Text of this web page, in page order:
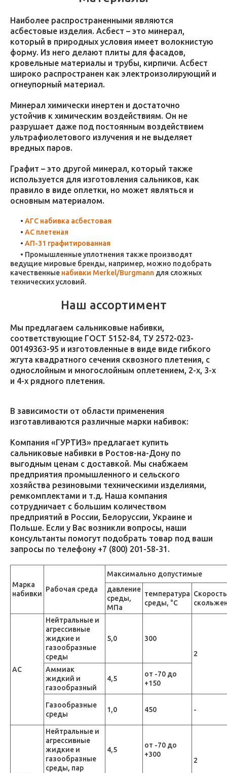
Наиболее распространенными являются
асбестовые изделия. Асбест – это минерал,
который в природных условия имеет волокнистую
форму. Из него делают плиты для фасадов,
кровельные материалы и трубы, кирпичи. Асбест
широко распространен как электроизолирующий и
огнеупорный материал.
Минерал химически инертен и достаточно
устойчив к химическим воздействиям. Он не
разрушает даже под постоянным воздействием
ультрафиолетового излучения и не выделяет
вредных паров.
Графит – это другой минерал, который также
используется для изготовления сальников, как
правило в виде оплетки, но может являться и
основным материалом.
АГС набивка асбестовая
АС плетеная
АП-31 графитированная
Промышленные уплотнения также производят
ведущие мировые бренды, например, можно подобрать
качественные набивки Merkel/Burgmann для сложных
технических условий.
Наш ассортимент
Мы предлагаем сальниковые набивки,
соответствующие ГОСТ 5152-84, ТУ 2572-023-
00149363-95 и изготовленные в виде виде гибкого
жгута квадратного сечения сквозного плетения, с
однослойным и многослойным оплетением, 2-х, 3-х
и 4-х рядного плетения.
В зависимости от области применения
изготавливаются различные марки набивок:
Компания «ГУРТИЗ» предлагает купить
сальниковые набивки в Ростов-на-Дону по
выгодным ценам с доставкой. Мы снабжаем
предприятия промышленного и сельского
хозяйства резиновыми техническими изделиями,
ремкомплектами и т.д. Наша компания
сотрудничает с большим количеством
предприятий в России, Белоруссии, Украине и
Польше. Если у Вас возникли вопросы, наши
консультанты помогут подобрать товар под ваши
запросы по телефону +7 (800) 201-58-31.
Марка
набивки
Рабочая среда
Максимально допустимые
давление
среды,
МПа
температура
среды, °С
Скорость
АС
Нейтральные и
агрессивные
жидкие и
газообразные
среды
5,0
300
2
Аммиак
жидкий и
газообразный
4,5
от -70 до
+150
Газообразные
среды
1,0 450 -
Нейтральные и
агрессивные
жидкие и
газообразные
среды, пар
4,5
от -70 до
+300
2